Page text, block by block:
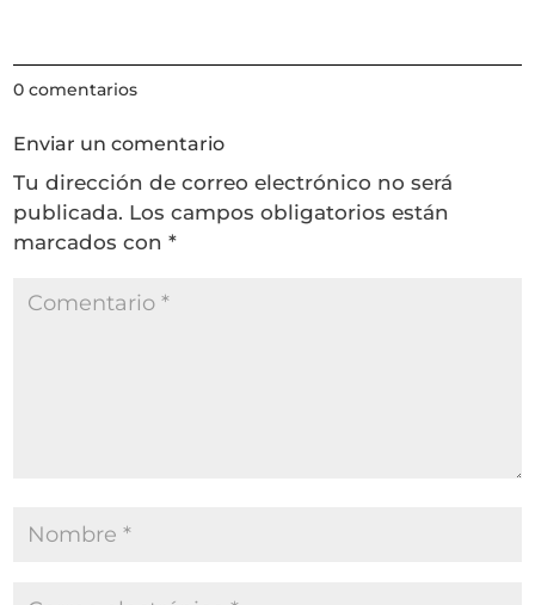
0 comentarios
Enviar un comentario
Tu dirección de correo electrónico no será
publicada. Los campos obligatorios están
marcados con*